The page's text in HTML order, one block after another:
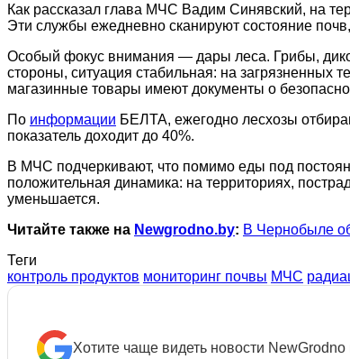
Как рассказал глава МЧС Вадим Синявский, на
Эти службы ежедневно сканируют состояние
Особый фокус внимания — дары леса. Грибы,
стороны, ситуация стабильная: на загрязненных
магазинные товары имеют документы о
По информации БЕЛТА, ежегодно лесхозы
показатель доходит до 40%.
В МЧС подчеркивают, что помимо еды под
положительная динамика: на территориях,
уменьшается.
Читайте также на Newgrodno.by: В Чернобыле
Теги
контроль продуктов мониторинг почвы МЧС
Хотите чаще видеть новости